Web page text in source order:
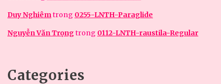
Duy Nghiêmtrong 0255-LNTH-Paraglide
Nguyễn Văn Trọngtrong 0112-LNTH-raustila-Regular
Categories